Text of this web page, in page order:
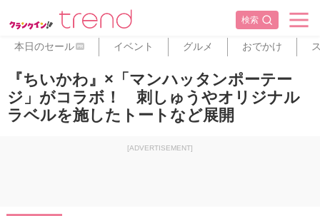
検索
本日のセール PR イベント グルメ おでかけ
『ちいかわ』×「マンハッタンポーテー
ジ」がコラボ！ 刺しゅうやオリジナル
ラベルを施したトートなど展開
[ADVERTISEMENT]